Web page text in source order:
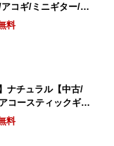
コギ/ミニギター/ヘ
料
ナチュラル【中古/
コースティックギタ
ト/ヒストリー】岡
料